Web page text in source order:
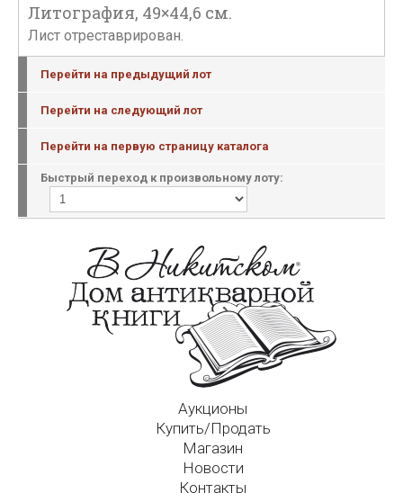
Литография, 49×44,6 см.
Лист отреставрирован.
Перейти на предыдущий лот
Перейти на следующий лот
Перейти на первую страницу каталога
Быстрый переход к произвольному лоту:
Аукционы
Купить/Продать
Магазин
Новости
Контакты